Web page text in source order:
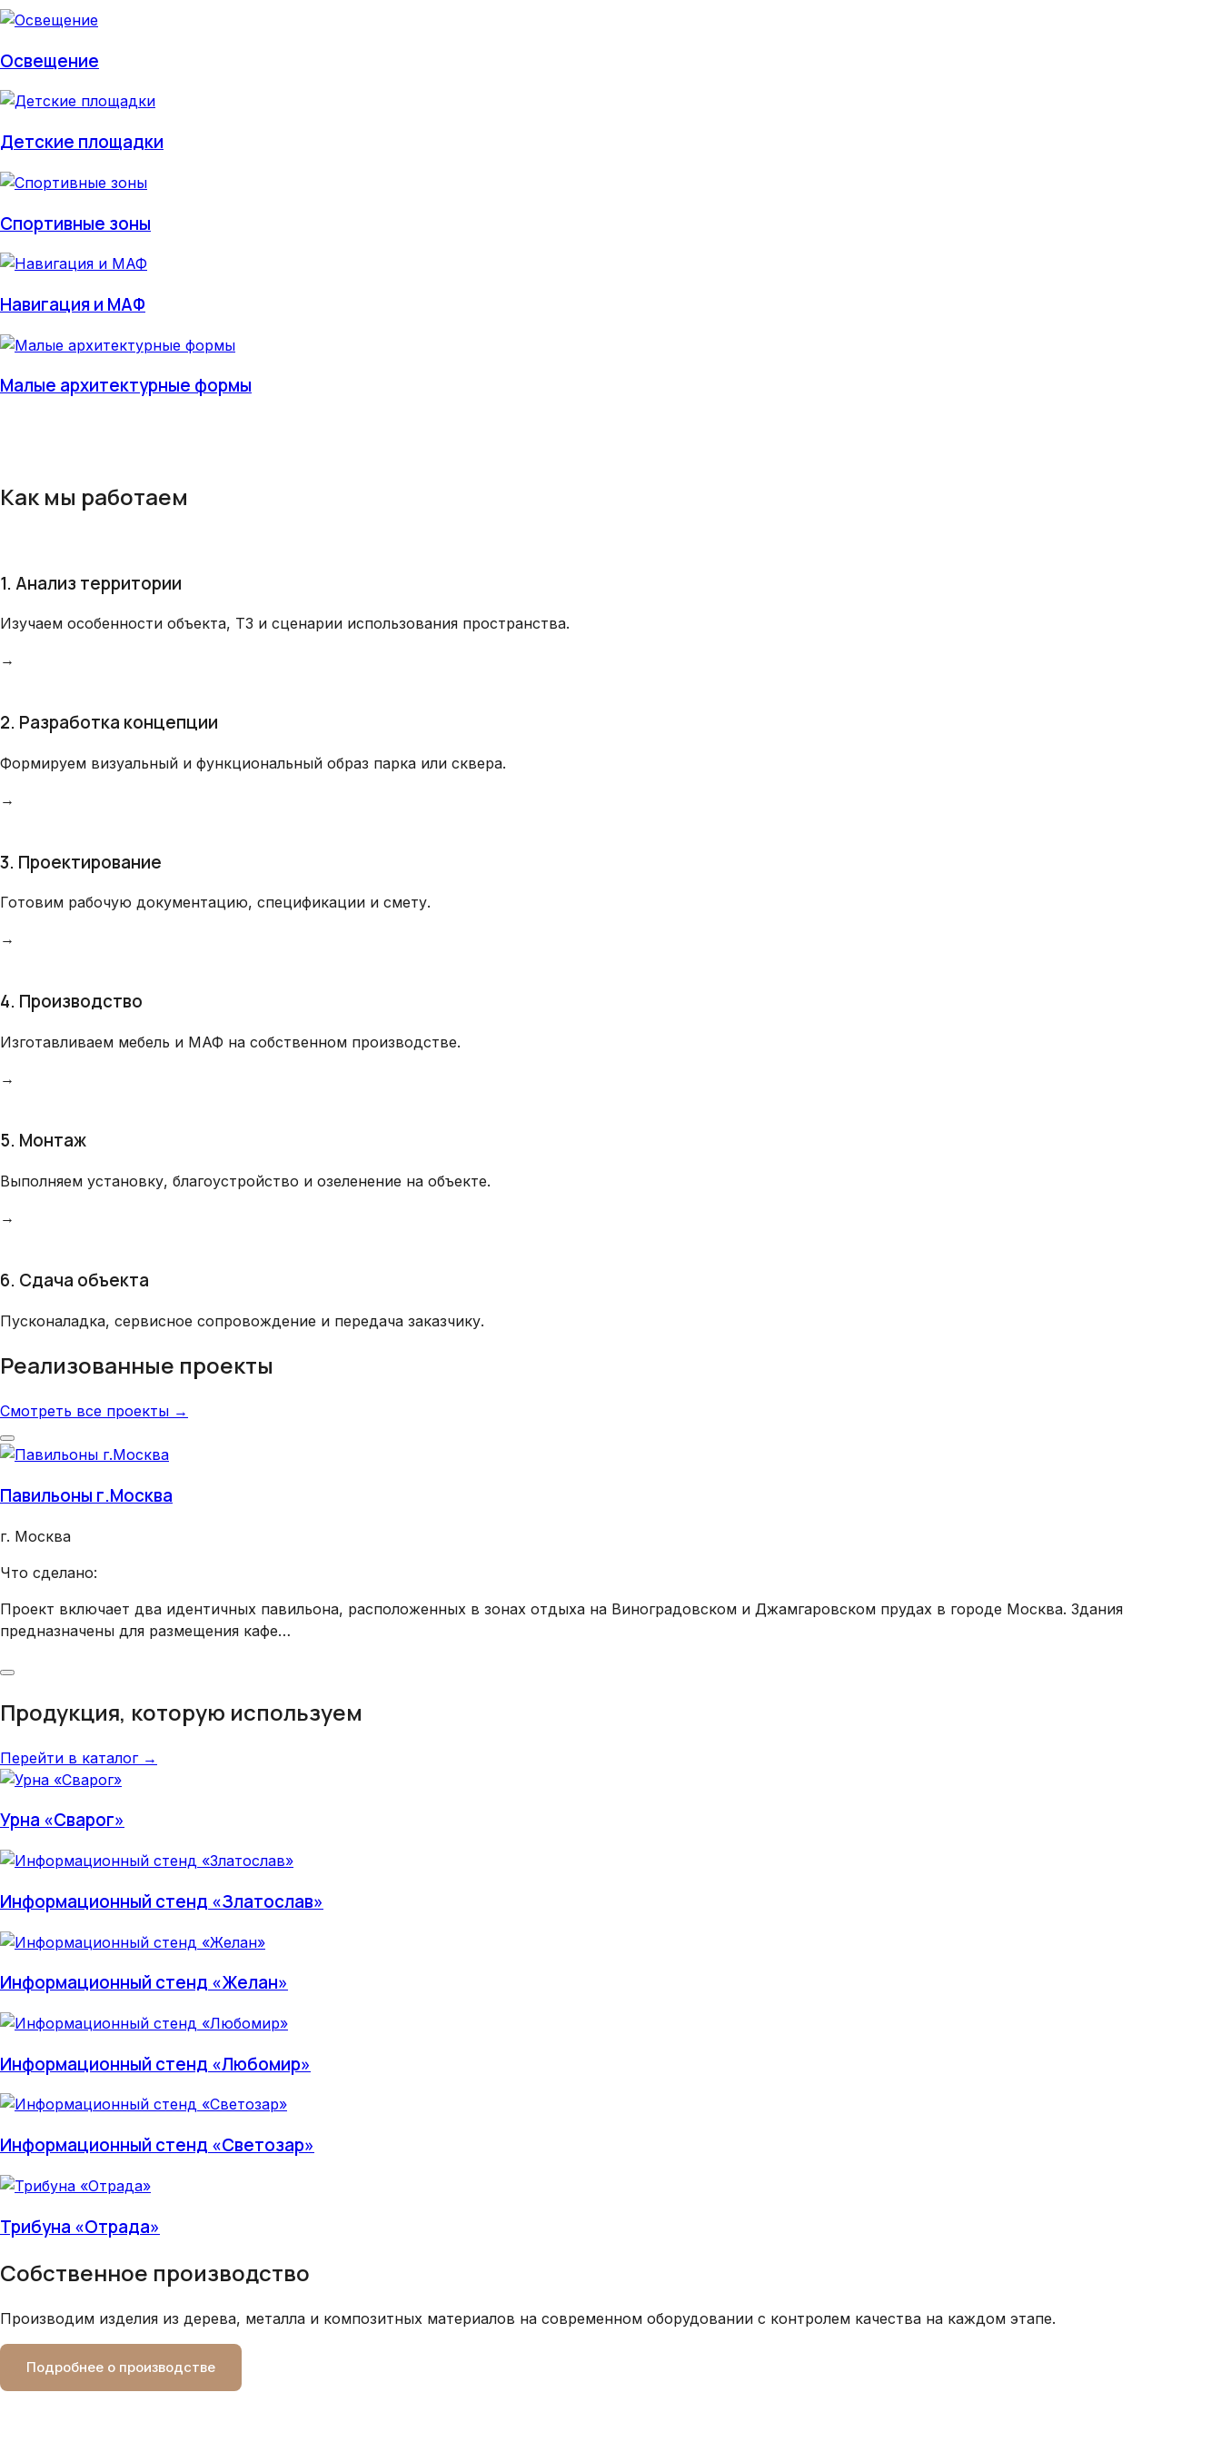
Освещение
Детские площадки
Спортивные зоны
Навигация и МАФ
Малые архитектурные формы
Как мы работаем
1. Анализ территории
Изучаем особенности объекта, ТЗ и сценарии использования пространства.
→
2. Разработка концепции
Формируем визуальный и функциональный образ парка или сквера.
→
3. Проектирование
Готовим рабочую документацию, спецификации и смету.
→
4. Производство
Изготавливаем мебель и МАФ на собственном производстве.
→
5. Монтаж
Выполняем установку, благоустройство и озеленение на объекте.
→
6. Сдача объекта
Пусконаладка, сервисное сопровождение и передача заказчику.
Реализованные проекты
Смотреть все проекты →
Павильоны г.Москва
г. Москва
Что сделано:
Проект включает два идентичных павильона, расположенных в зонах отдыха на Виноградовском и Джамгаровском прудах в городе Москва. Здания
предназначены для размещения кафе…
Продукция, которую используем
Перейти в каталог →
Урна «Сварог»
Информационный стенд «Златослав»
Информационный стенд «Желан»
Информационный стенд «Любомир»
Информационный стенд «Светозар»
Трибуна «Отрада»
Собственное производство
Производим изделия из дерева, металла и композитных материалов на современном оборудовании с контролем качества на каждом этапе.
Подробнее о производстве